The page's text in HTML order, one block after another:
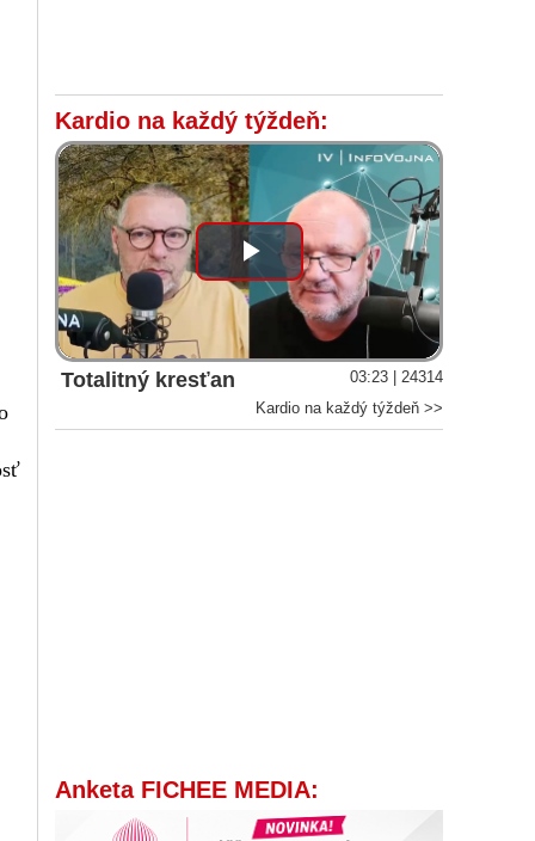
Kardio na každý týždeň:
Play
Video
Totalitný kresťan
03:23 | 24314
Kardio na každý týždeň >>
Anketa FICHEE MEDIA: